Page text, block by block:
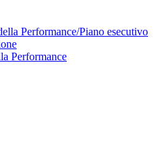
Performance/Piano esecutivo
Performance